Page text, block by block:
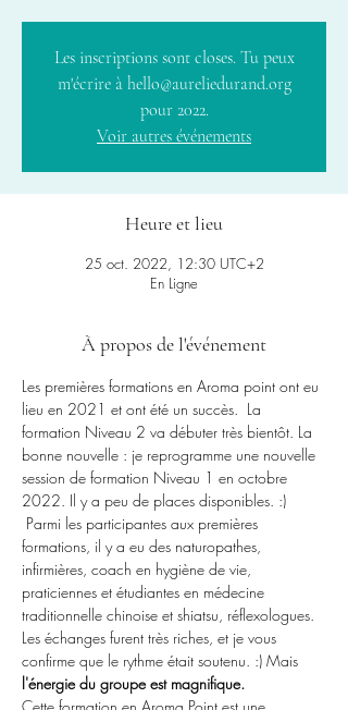
Les inscriptions sont closes. Tu peux
m'écrire à hello@aureliedurand.org
pour 2022.
Voir autres événements
Heure et lieu
25 oct. 2022, 12:30 UTC+2
En Ligne
À propos de l'événement
Les premières formations en Aroma point ont eu
lieu en 2021 et ont été un succès.  La
formation Niveau 2 va débuter très bientôt. La
bonne nouvelle : je reprogramme une nouvelle
session de formation Niveau 1 en octobre
2022. Il y a peu de places disponibles. :)
Parmi les participantes aux premières
formations, il y a eu des naturopathes,
infirmières, coach en hygiène de vie,
praticiennes et étudiantes en médecine
traditionnelle chinoise et shiatsu, réflexologues.
Les échanges furent très riches, et je vous
confirme que le rythme était soutenu. :) Mais
l'énergie du groupe est magnifique.